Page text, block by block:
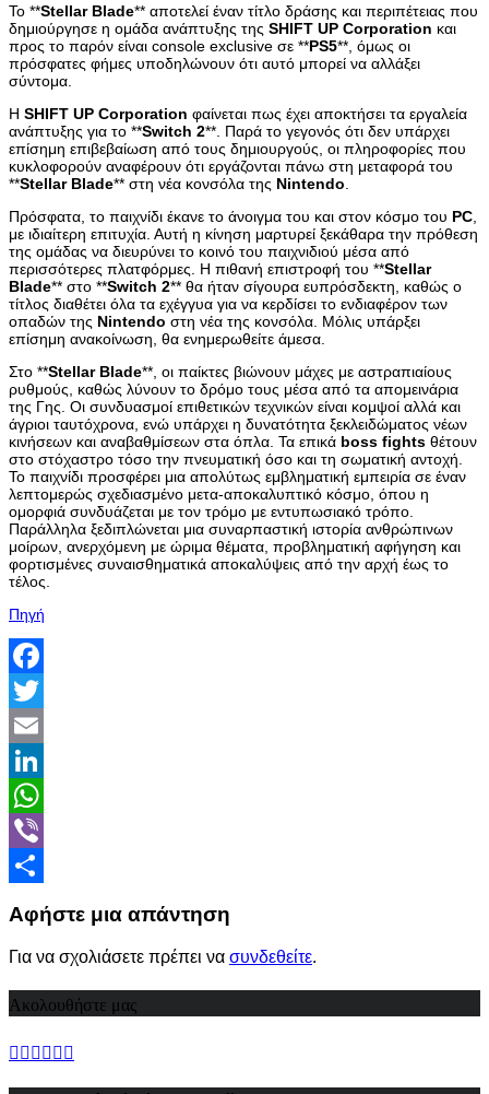
Το **Stellar Blade** αποτελεί έναν τίτλο δράσης και περιπέτειας που
δημιούργησε η ομάδα ανάπτυξης της SHIFT UP Corporation και
προς το παρόν είναι console exclusive σε **PS5**, όμως οι
πρόσφατες φήμες υποδηλώνουν ότι αυτό μπορεί να αλλάξει
σύντομα.
Η SHIFT UP Corporation φαίνεται πως έχει αποκτήσει τα εργαλεία
ανάπτυξης για το **Switch 2**. Παρά το γεγονός ότι δεν υπάρχει
επίσημη επιβεβαίωση από τους δημιουργούς, οι πληροφορίες που
κυκλοφορούν αναφέρουν ότι εργάζονται πάνω στη μεταφορά του
**Stellar Blade** στη νέα κονσόλα της Nintendo
Πρόσφατα, το παιχνίδι έκανε το άνοιγμα του και στον κόσμο του PC
με ιδιαίτερη επιτυχία. Αυτή η κίνηση μαρτυρεί ξεκάθαρα την πρόθεση
της ομάδας να διευρύνει το κοινό του παιχνιδιού μέσα από
περισσότερες πλατφόρμες. Η πιθανή επιστροφή του **Stellar
Blade** στο **Switch 2** θα ήταν σίγουρα ευπρόσδεκτη, καθώς ο
τίτλος διαθέτει όλα τα εχέγγυα για να κερδίσει το ενδιαφέρον των
οπαδών της Nintendo στη νέα της κονσόλα. Μόλις υπάρξει
επίσημη ανακοίνωση, θα ενημερωθείτε άμεσα.
Στο **Stellar Blade**, οι παίκτες βιώνουν μάχες με αστραπιαίους
ρυθμούς, καθώς λύνουν το δρόμο τους μέσα από τα απομεινάρια
της Γης. Οι συνδυασμοί επιθετικών τεχνικών είναι κομψοί αλλά και
άγριοι ταυτόχρονα, ενώ υπάρχει η δυνατότητα ξεκλειδώματος νέων
κινήσεων και αναβαθμίσεων στα όπλα. Τα επικά boss fights θέτουν
στο στόχαστρο τόσο την πνευματική όσο και τη σωματική αντοχή.
Το παιχνίδι προσφέρει μια απολύτως εμβληματική εμπειρία σε έναν
λεπτομερώς σχεδιασμένο μετα-αποκαλυπτικό κόσμο, όπου η
ομορφιά συνδυάζεται με τον τρόμο με εντυπωσιακό τρόπο.
Παράλληλα ξεδιπλώνεται μια συναρπαστική ιστορία ανθρώπινων
μοίρων, ανερχόμενη με ώριμα θέματα, προβληματική αφήγηση και
φορτισμένες συναισθηματικά αποκαλύψεις από την αρχή έως το
τέλος.
Πηγή
Facebook
Twitter
Email
LinkedIn
WhatsApp
Viber
Αφήστε μια απάντηση
Για να σχολιάσετε πρέπει να συνδεθείτε.
Ακολουθήστε μας